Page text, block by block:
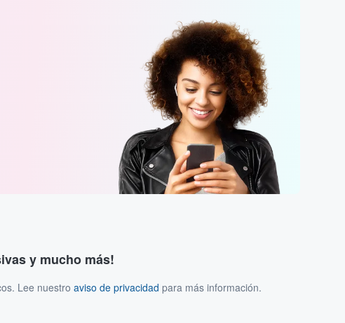
y mucho más!
Lee nuestro aviso de privacidad para más información.